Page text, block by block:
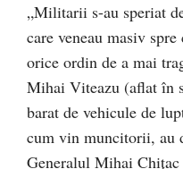
„Militarii s-au speriat
care veneau masiv
orice ordin de a mai
Mihai Viteazu (aflat în
barat de vehicule de
cum vin muncitorii, au
Generalul Mihai